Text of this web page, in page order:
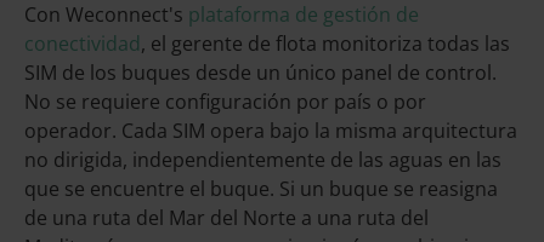
Con Weconnect's plataforma de gestión de
conectividad, el gerente de flota monitoriza todas las
SIM de los buques desde un único panel de control.
No se requiere configuración por país o por
operador. Cada SIM opera bajo la misma arquitectura
no dirigida, independientemente de las aguas en las
que se encuentre el buque. Si un buque se reasigna
de una ruta del Mar del Norte a una ruta del